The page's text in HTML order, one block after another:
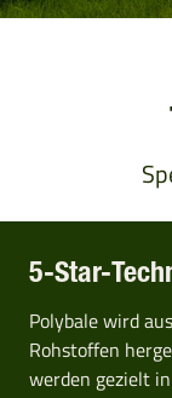
5-Star-
Polybale wird
Rohstoffen
werden gezielt